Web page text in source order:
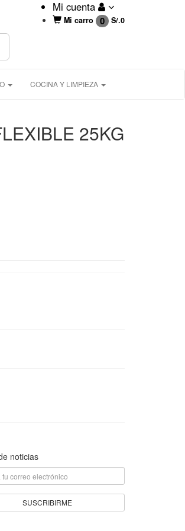
Mi cuenta
Mi carro 0 S/.0
COCINA Y LIMPIEZA
25KG
noticias